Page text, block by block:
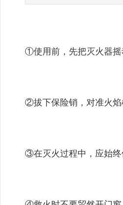
①使用前，先把灭火器
②拔下保险销，对准火焰
③在灭火过程中，应始终